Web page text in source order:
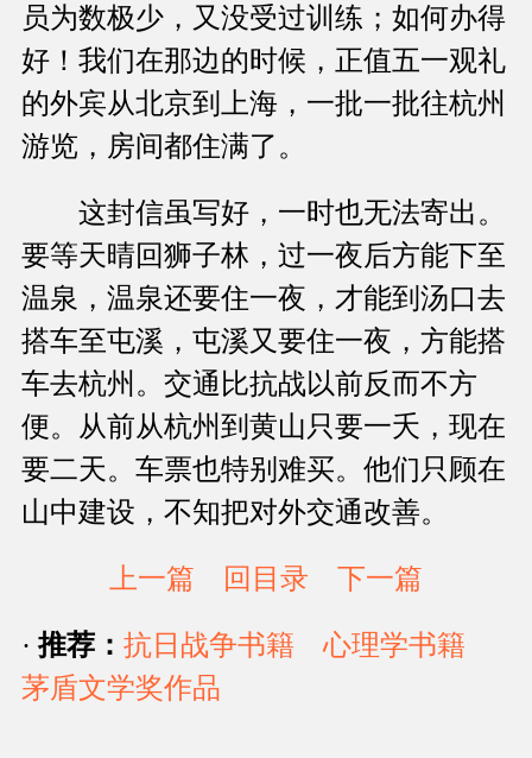
员为数极少，又没受过训练；如何办得
好！我们在那边的时候，正值五一观礼
的外宾从北京到上海，一批一批往杭州
游览，房间都住满了。
这封信虽写好，一时也无法寄出。
要等天晴回狮子林，过一夜后方能下至
温泉，温泉还要住一夜，才能到汤口去
搭车至屯溪，屯溪又要住一夜，方能搭
车去杭州。交通比抗战以前反而不方
便。从前从杭州到黄山只要一夭，现在
要二天。车票也特别难买。他们只顾在
山中建设，不知把对外交通改善。
上一篇 回目录 下一篇
· 推荐： 抗日战争书籍
心理学书籍
茅盾文学奖作品